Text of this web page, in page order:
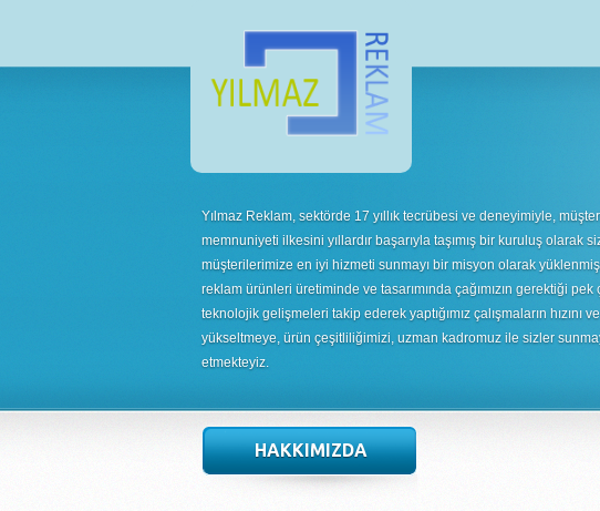
Yılmaz Reklam, sektörde 17 yıllık tecrübesi ve deneyimiyle,
memnuniyeti ilkesini yıllardır başarıyla taşımış bir kuruluş olarak
müşterilerimize en iyi hizmeti sunmayı bir misyon olarak
reklam ürünleri üretiminde ve tasarımında çağımızın gerektiği pek
teknolojik gelişmeleri takip ederek yaptığımız çalışmaların hızını
yükseltmeye, ürün çeşitliliğimizi, uzman kadromuz ile sizler
etmekteyiz.
HAKKIMIZDA